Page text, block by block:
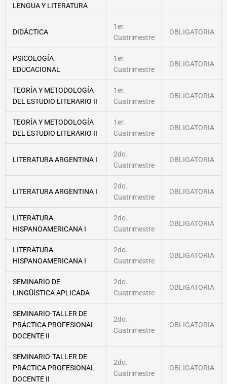
LENGUA Y LITERATURA
DIDÁCTICA
1er.
Cuatrimestre
OBLIGATORIA
PSICOLOGÍA
EDUCACIONAL
1er.
Cuatrimestre
OBLIGATORIA
TEORÍA Y METODOLOGÍA
DEL ESTUDIO LITERARIO II
1er.
Cuatrimestre
OBLIGATORIA
TEORÍA Y METODOLOGÍA
DEL ESTUDIO LITERARIO II
1er.
Cuatrimestre
OBLIGATORIA
LITERATURA ARGENTINA I
2do.
Cuatrimestre
OBLIGATORIA
LITERATURA ARGENTINA I
2do.
Cuatrimestre
OBLIGATORIA
LITERATURA
HISPANOAMERICANA I
2do.
Cuatrimestre
OBLIGATORIA
LITERATURA
HISPANOAMERICANA I
2do.
Cuatrimestre
OBLIGATORIA
SEMINARIO DE
LINGÜÍSTICA APLICADA
2do.
Cuatrimestre
OBLIGATORIA
SEMINARIO-TALLER DE
PRÁCTICA PROFESIONAL
DOCENTE II
2do.
Cuatrimestre
OBLIGATORIA
SEMINARIO-TALLER DE
PRÁCTICA PROFESIONAL
DOCENTE II
2do.
Cuatrimestre
OBLIGATORIA